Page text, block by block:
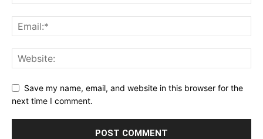
Save my name, email, and website in this browser for the
next time I comment.